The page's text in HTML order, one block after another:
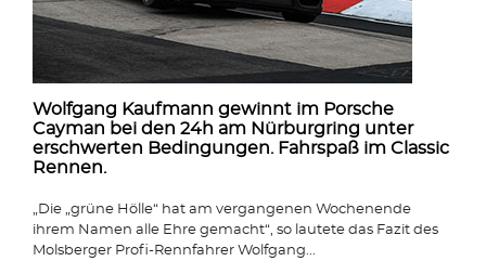
Wolfgang Kaufmann gewinnt im Porsche
Cayman bei den 24h am Nürburgring unter
erschwerten Bedingungen. Fahrspaß im Classic
Rennen.
„Die „grüne Hölle“ hat am vergangenen Wochenende
ihrem Namen alle Ehre gemacht“, so lautete das Fazit des
Molsberger Profi-Rennfahrer Wolfgang...